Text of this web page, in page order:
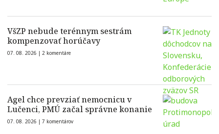
VšZP nebude terénnym sestrám
kompenzovať horúčavy
07. 08. 2026 | 2 komentáre
Agel chce prevziať nemocnicu v
Lučenci, PMÚ začal správne konanie
07. 08. 2026 | 7 komentárov